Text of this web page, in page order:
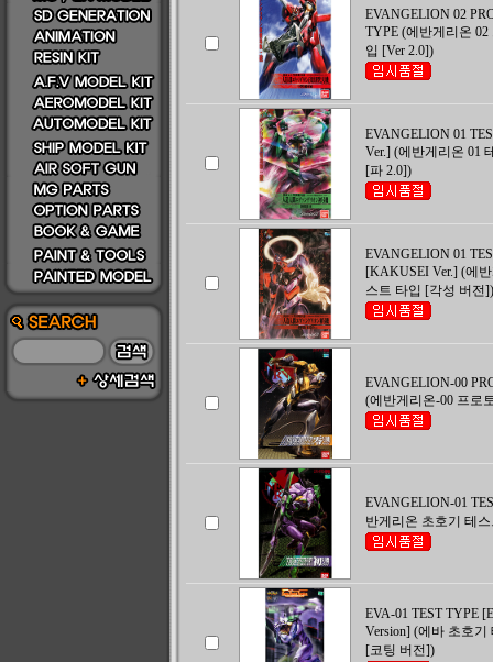
EVANGELION 02
TYPE (에반게리온
입 [Ver 2.0])
EVANGELION 01
Ver.] (에반게리온 01
[파 2.0])
EVANGELION 01
[KAKUSEI Ver.] (에
스트 타입 [각성 버전])
EVANGELION-00
(에반게리온-00 프로
EVANGELION-01
반게리온 초호기 테
EVA-01 TEST TYPE
Version] (에바 초호기
[코팅 버전])